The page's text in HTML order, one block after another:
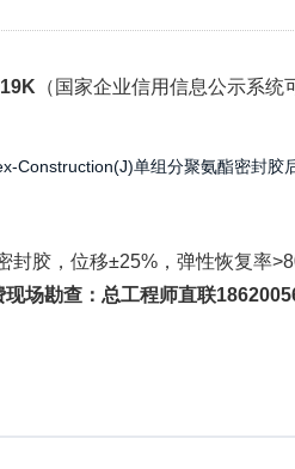
（国家企业信用信息公示系统
Construction(J)单组分聚氨酯密封胶
封胶，位移±25%，弹性恢复率
现场勘查：总工程师直联